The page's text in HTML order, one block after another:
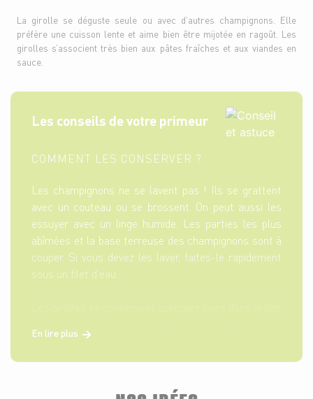
La girolle se déguste seule ou avec d’autres champignons. Elle
préfère une cuisson lente et aime bien être mijotée en ragoût. Les
girolles s’associent très bien aux pâtes fraîches et aux viandes en
sauce.
Les conseils de votre primeur
COMMENT LES CONSERVER ?
Les champignons ne se lavent pas ! Ils se grattent
avec un couteau ou se brossent. On peut aussi les
essuyer avec un linge humide. Les parties les plus
abîmées et la base terreuse des champignons sont à
couper. Si vous devez les laver, faites-le rapidement
sous un filet d’eau.
sac en papier, ou mieux dans une boîte hermétique.
En lire plus